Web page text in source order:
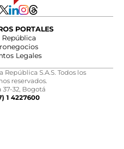
PORTALES
República
Legales
S.A.S. Todos los
reservados.
37-32, Bogotá
1 4227600